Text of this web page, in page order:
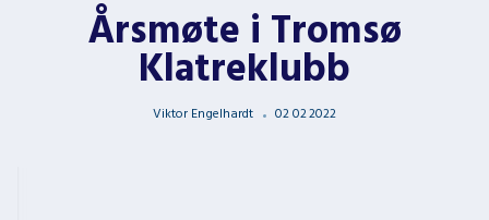
Årsmøte i Tromsø
Klatreklubb
Viktor Engelhardt 02022022